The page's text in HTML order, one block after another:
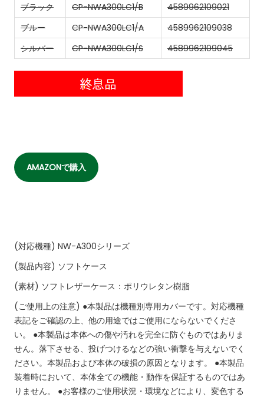
ブラック
CP-NWA300LC1/B
4589962109021
ブルー
CP-NWA300LC1/A
4589962109038
シルバー
CP-NWA300LC1/S 4589962109045
AMAZONで購入
(対応機種) NW-A300シリーズ
(製品内容) ソフトケース
(素材) ソフトレザーケース：ポリウレタン樹脂
(ご使用上の注意) ●本製品は機種別専用カバーです。対応機種
表記をご確認の上、他の用途ではご使用にならないでくださ
い。
●本製品は本体への傷や汚れを完全に防ぐものではありま
せん。落下させる、投げつけるなどの強い衝撃を与えないでく
ださい。本製品および本体の破損の原因となります。
●本製品
装着時において、本体全ての機能・動作を保証するものではあ
りません。
●お客様のご使用状況・環境などにより、変色する